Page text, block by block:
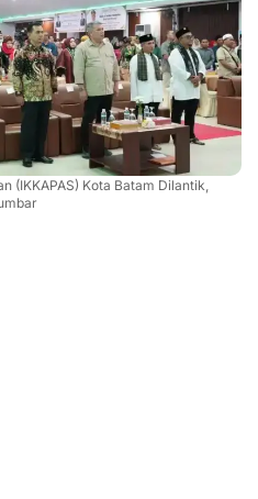
(IKKAPAS) Kota Batam Dilantik,